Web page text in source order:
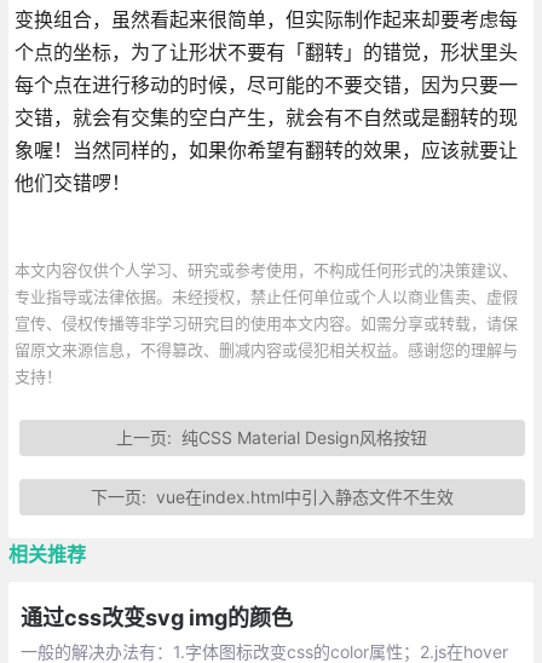
变换组合，虽然看起来很简单，但实际制作起来却要考虑每
个点的坐标，为了让形状不要有「翻转」的错觉，形状里头
每个点在进行移动的时候，尽可能的不要交错，因为只要一
交错，就会有交集的空白产生，就会有不自然或是翻转的现
象喔！当然同样的，如果你希望有翻转的效果，应该就要让
他们交错啰！
本文内容仅供个人学习、研究或参考使用，不构成任何形式的决策建议、
专业指导或法律依据。未经授权，禁止任何单位或个人以商业售卖、虚假
宣传、侵权传播等非学习研究目的使用本文内容。如需分享或转载，请保
留原文来源信息，不得篡改、删减内容或侵犯相关权益。感谢您的理解与
支持！
上一页:纯CSS Material Design风格按钮
下一页: vue在index.html中引入静态文件不生效
相关推荐
通过css改变svg img的颜色
一般的解决办法有：1.字体图标改变css的color属性；2.js在hover